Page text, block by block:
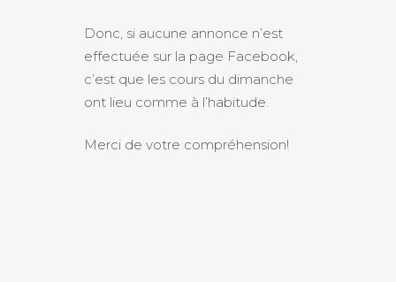
Donc, si aucune annonce n’est
effectuée sur la page Facebook,
c’est que les cours du dimanche
ont lieu comme à l’habitude.
Merci de votre compréhension!